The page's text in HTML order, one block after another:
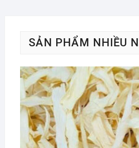
SẢN PHẨM NHIỀU